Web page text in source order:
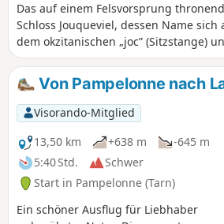
Das auf einem Felsvorsprung
Schloss Jouqueviel, dessen Name sich
dem okzitanischen „joc” (Sitzstange)
„vielh” (alt) zusammensetzt, macht
Namen alle Ehre. Seine Ruinen
feudalen Leben und haben den Zahn
Zeit tapfer überstanden. Sie wandern
Ufer des Viaur entlang, der Sie zur
Chapelle des Infournats aus dem 12.
Jahrhundert führt, und weiter durch die
hübschen kleinen Weiler Ouradou und
Lauretié. Folgen Sie den Schildern
de Lauretié L'ouradou”.
Von Pampelonne nach
Visorando-Mitglied
13,50 km
+638 m
-645 m
5:40 Std.
Schwer
Start in Pampelonne (Tarn)
Ein schöner Ausflug für Liebhaber